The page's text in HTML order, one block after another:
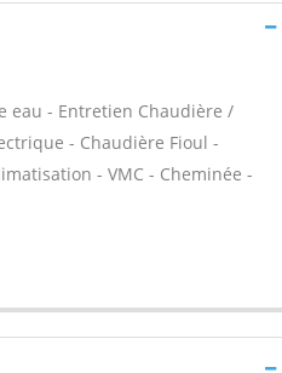
eau - Entretien Chaudière /
- Chaudière Fioul -
- VMC - Cheminée -